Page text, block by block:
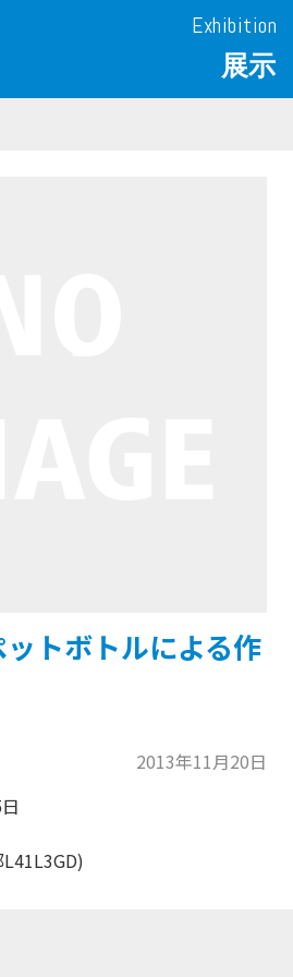
Exhibition
展示
トボトルによる作
2013年11月20日